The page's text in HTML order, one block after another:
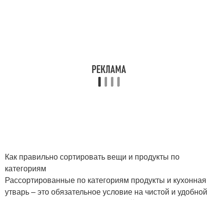
Как правильно сортировать вещи и продукты по
категориям
Рассортированные по категориям продукты и кухонная
утварь – это обязательное условие на чистой и удобной